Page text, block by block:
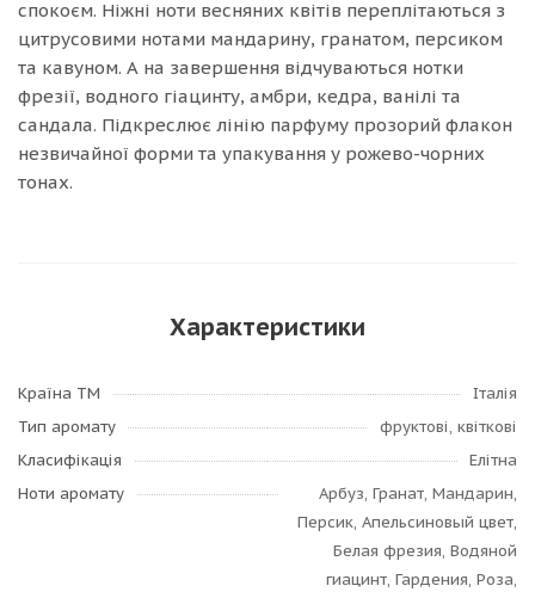
спокоєм. Ніжні ноти весняних квітів переплітаються з
цитрусовими нотами мандарину, гранатом, персиком
та кавуном. А на завершення відчуваються нотки
фрезії, водного гіацинту, амбри, кедра, ванілі та
сандала. Підкреслює лінію парфуму прозорий флакон
незвичайної форми та упакування у рожево-чорних
тонах.
Характеристики
Країна ТМ
Італія
Тип аромату
фруктові, квіткові
Класифікація
Елітна
Ноти аромату
Арбуз, Гранат, Мандарин,
Персик, Апельсиновый цвет,
Белая фрезия, Водяной
гиацинт, Гардения, Роза,